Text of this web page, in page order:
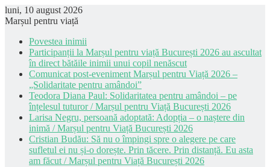
luni, 10 august 2026
Marșul pentru viață
Povestea inimii
Participanții la Marșul pentru viață București 2026 au ascultat
în direct bătăile inimii unui copil nenăscut
Comunicat post-eveniment Marșul pentru Viață 2026 –
„Solidaritate pentru amândoi”
Teodora Diana Paul: Solidaritatea pentru amândoi – pe
înțelesul tuturor / Marșul pentru Viață București 2026
Larisa Negru, persoană adoptată: Adopția – o naștere din
inimă / Marșul pentru Viață București 2026
Cristian Budău: Să nu o împingi spre o alegere pe care
sufletul ei nu și-o dorește. Prin tăcere. Prin distanță. Eu asta
am făcut / Marșul pentru Viață București 2026